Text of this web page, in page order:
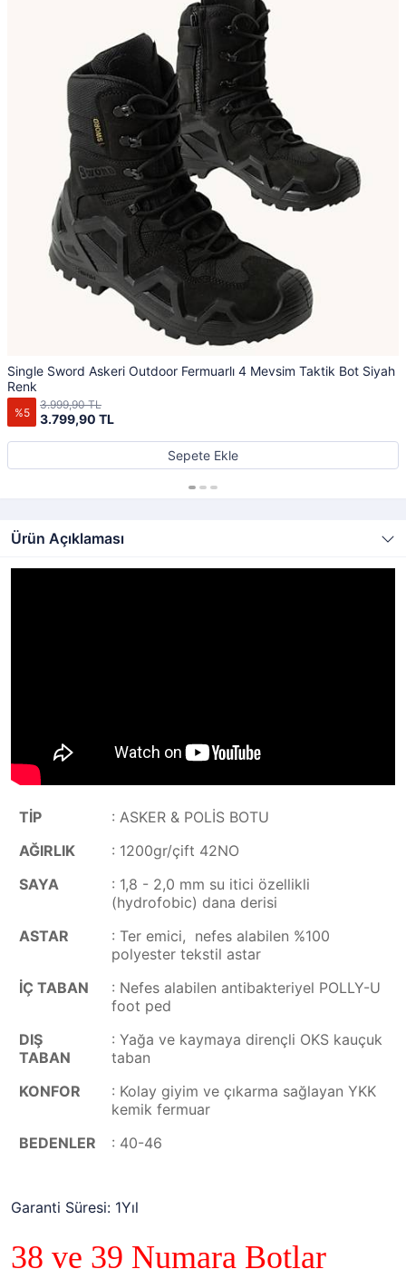
Single Sword Askeri Outdoor Fermuarlı 4 Mevsim Taktik Bot Siyah
Renk
%5 3.799,90 TL
3.999,90 TL
Sepete Ekle
Ürün Açıklaması
TİP
: ASKER & POLİS BOTU
AĞIRLIK
: 1200gr/çift 42NO
SAYA
: 1,8 - 2,0 mm su itici özellikli
(hydrofobic) dana derisi
ASTAR
: Ter emici, nefes alabilen %100
polyester tekstil astar
İÇ TABAN
: Nefes alabilen antibakteriyel POLLY-U
foot ped
DIŞ
TABAN
: Yağa ve kaymaya dirençli OKS kauçuk
taban
KONFOR
: Kolay giyim ve çıkarma sağlayan YKK
kemik fermuar
BEDENLER
: 40-46
Garanti Süresi: 1Yıl
38 ve 39 Numara Botlar